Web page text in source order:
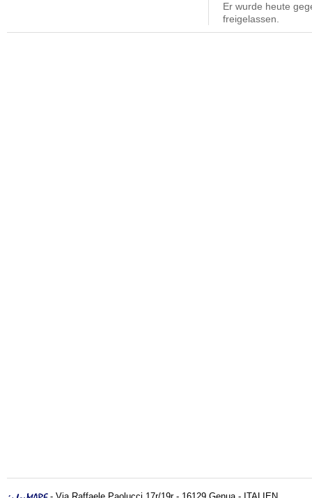
Er wurde heute
freigelassen.